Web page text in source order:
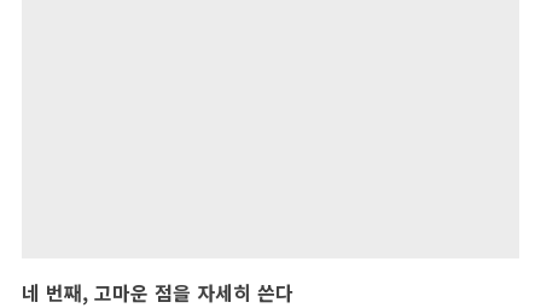
네 번째, 고마운 점을 자세히 쓴다